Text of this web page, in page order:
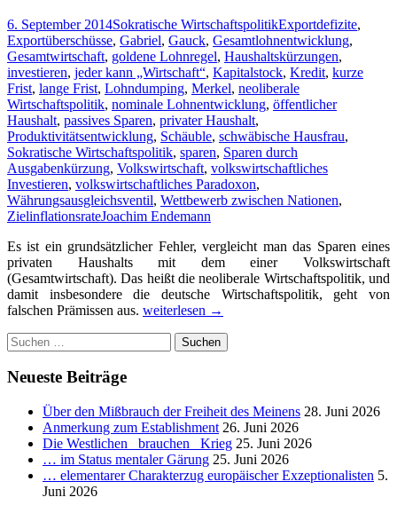
6. September 2014Sokratische WirtschaftspolitikExportdefizite,
Exportüberschüsse, Gabriel, Gauck, Gesamtlohnentwicklung,
Gesamtwirtschaft, goldene Lohnregel, Haushaltskürzungen,
investieren, jeder kann „Wirtschaft“, Kapitalstock, Kredit, kurze
Frist, lange Frist, Lohndumping, Merkel, neoliberale
Wirtschaftspolitik, nominale Lohnentwicklung, öffentlicher
Haushalt, passives Sparen, privater Haushalt,
Produktivitätsentwicklung, Schäuble, schwäbische Hausfrau,
Sokratische Wirtschaftspolitik, sparen, Sparen durch
Ausgabenkürzung, Volkswirtschaft, volkswirtschaftliches
Investieren, volkswirtschaftliches Paradoxon,
Währungsausgleichsventil, Wettbewerb zwischen Nationen,
ZielinflationsrateJoachim Endemann
Es ist ein grundsätzlicher Fehler, vergleicht man das Sparen eines
privaten Haushalts mit dem einer Volkswirtschaft
(Gesamtwirtschaft). Das heißt die neoliberale Wirtschaftspolitik, und
damit insbesondere die deutsche Wirtschaftspolitik, geht von
falschen Prämissen aus. Ein
Haushalt
seine
Ausgaben
verringert.
Gilt
das
auch
weiterlesen →
Suchen
nach:
Neueste Beiträge
Über den Mißbrauch der Freiheit des Meinens 28. Juni 2026
Anmerkung zum Establishment 26. Juni 2026
Die Westlichen _brauchen_ Krieg 25. Juni 2026
… im Status mentaler Gärung 25. Juni 2026
… elementarer Charakterzug europäischer Exzeptionalisten 5.
Juni 2026